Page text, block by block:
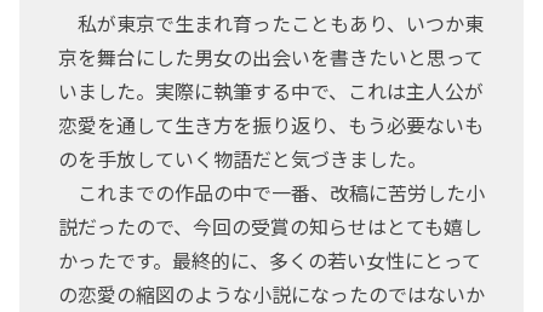
私が東京で生まれ育ったこともあり、いつか東
京を舞台にした男女の出会いを書きたいと思って
いました。実際に執筆する中で、これは主人公が
恋愛を通して生き方を振り返り、もう必要ないも
のを手放していく物語だと気づきました。
これまでの作品の中で一番、改稿に苦労した小
説だったので、今回の受賞の知らせはとても嬉し
かったです。最終的に、多くの若い女性にとって
の恋愛の縮図のような小説になったのではないか